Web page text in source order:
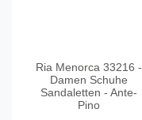
Ria Menorca 33216 -
Damen Schuhe
Sandaletten - Ante-
Pino